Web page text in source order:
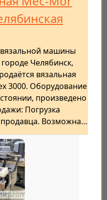
машины
Челябинск,
вязальная
3000. Оборудование
произведено
Погрузка
продавца. Возможна…